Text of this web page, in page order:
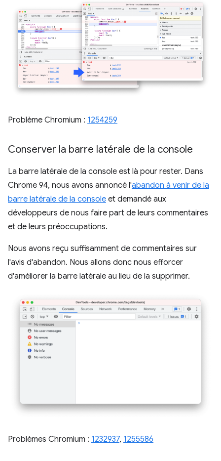
Problème Chromium : 1254259
Conserver la barre latérale de la console
La barre latérale de la console est là pour rester. Dans
Chrome 94, nous avons annoncé l'abandon à venir de la
barre latérale de la console et demandé aux
développeurs de nous faire part de leurs commentaires
et de leurs préoccupations.
Nous avons reçu suffisamment de commentaires sur
l'avis d'abandon. Nous allons donc nous efforcer
d'améliorer la barre latérale au lieu de la supprimer.
Problèmes Chromium : 1232937, 1255586